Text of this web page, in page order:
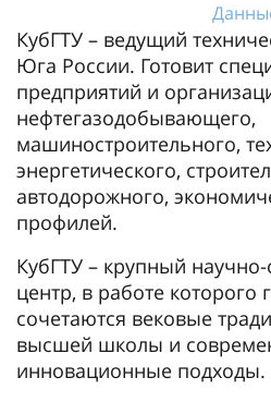
КубГТУ – ведущий
Юга России. Готовит
предприятий и
нефтегазодобывающего,
машиностроительного,
энергетического,
автодорожного,
профилей.
КубГТУ – крупный
центр, в работе которого
сочетаются вековые
высшей школы и
инновационные подходы.